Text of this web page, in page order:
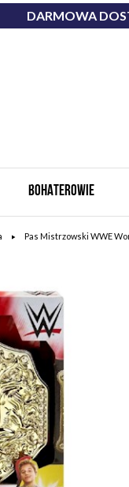
DARMOWA
BOHATEROWIE
Pas Mistrzowski WWE